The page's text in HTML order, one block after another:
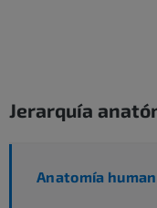
Jerarquía
Anatomía